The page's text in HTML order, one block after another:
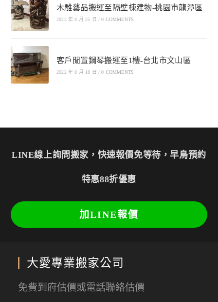
木雕藝品搬運至隔壁棟建物-桃園市龍潭區
2022 年 8 月 25 日 / 0 COMMENTS
客戶閒置鋼琴搬運至1樓-台北市文山區
2022 年 8 月 18 日 / 0 COMMENTS
LINE線上詢問搬家，快速報價免等待，早鳥預約
特惠88折優惠
加LINE報價
大愛專業搬家公司
免費到府估價或電話聯絡估價